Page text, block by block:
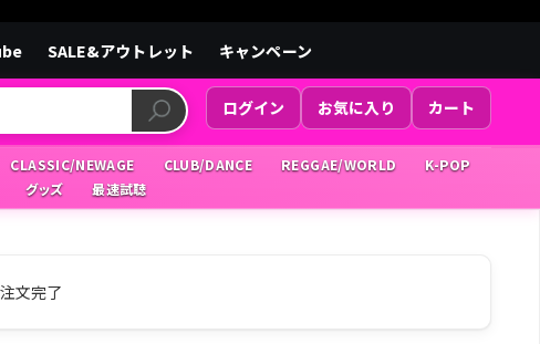
SALE&アウトレット キャンペーン
ログイン お気に入り カート
CLASSIC/NEWAGE CLUB/DANCE REGGAE/WORLD
K-POP
グッズ 最速試聴
文完了